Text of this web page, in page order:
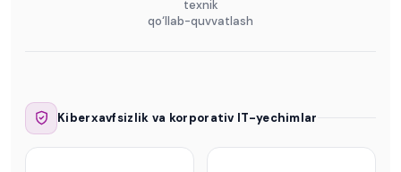
texnik
qo‘llab-quvvatlash
Kiberxavfsizlik va korporativ IT-yechimlar